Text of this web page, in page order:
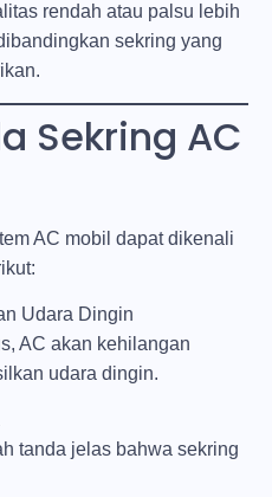
rendah atau palsu lebih
sekring yang
Sekring AC
AC mobil dapat dikenali
Udara Dingin
AC akan kehilangan
udara dingin.
tanda jelas bahwa sekring